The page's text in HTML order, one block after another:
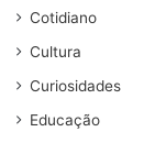
Cotidiano
Cultura
Curiosidades
Educação